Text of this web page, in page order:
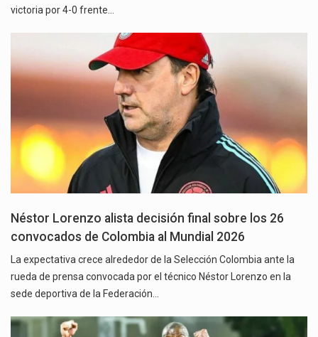
victoria por 4-0 frente…
Néstor Lorenzo alista decisión final sobre los 26
convocados de Colombia al Mundial 2026
La expectativa crece alrededor de la Selección Colombia ante la
rueda de prensa convocada por el técnico Néstor Lorenzo en la
sede deportiva de la Federación…